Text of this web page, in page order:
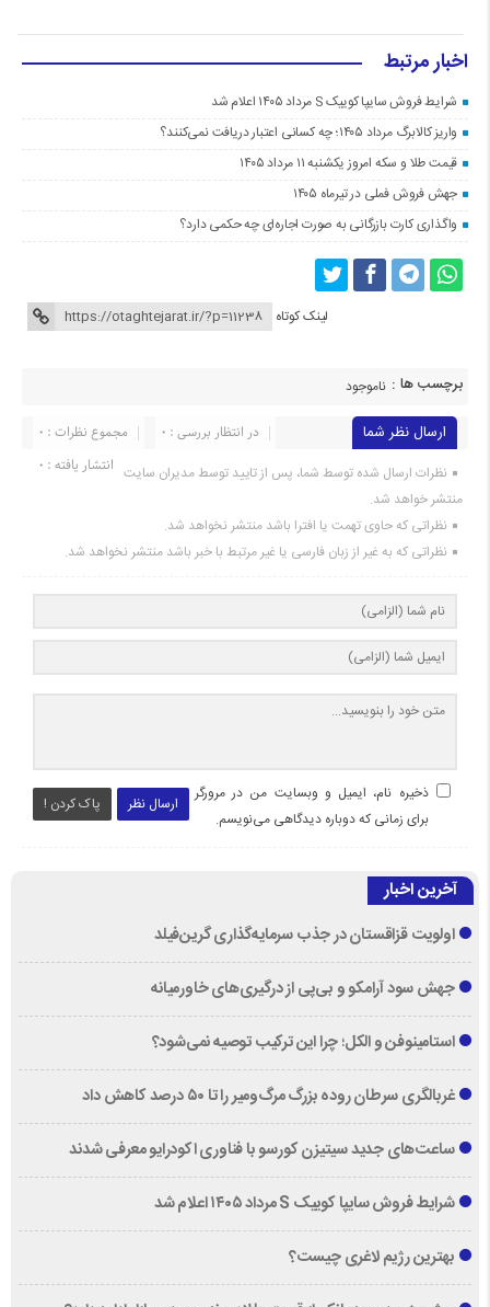
اخبار مرتبط
شرایط فروش سایپا کوییک S مرداد ۱۴۰۵ اعلام شد
واریز کالابرگ مرداد ۱۴۰۵؛ چه کسانی اعتبار دریافت نمی‌کنند؟
قیمت طلا و سکه امروز یکشنبه ۱۱ مرداد ۱۴۰۵
جهش فروش فملی در تیرماه ۱۴۰۵
واگذاری کارت بازرگانی به صورت اجاره‌ای چه حکمی دارد؟
لینک کوتاه
برچسب ها : ناموجود
ارسال نظر شما مجموع نظرات : 0
در انتظار بررسی : 0
انتشار یافته : 0 نظرات ارسال شده توسط شما، پس از تایید توسط مدیران سایت
منتشر خواهد شد.
نظراتی که حاوی تهمت یا افترا باشد منتشر نخواهد شد.
نظراتی که به غیر از زبان فارسی یا غیر مرتبط با خبر باشد منتشر نخواهد شد.
ارسال نظر پاک کردن !
ذخیره نام، ایمیل و وبسایت من در مرورگر
برای زمانی که دوباره دیدگاهی می‌نویسم.
آخرین اخبار
اولویت قزاقستان در جذب سرمایه‌گذاری گرین‌فیلد
جهش سود آرامکو و بی‌پی از درگیری‌های خاورمیانه
استامینوفن و الکل؛ چرا این ترکیب توصیه نمی‌شود؟
غربالگری سرطان روده بزرگ مرگ‌ومیر را تا ۵۰ درصد کاهش داد
ساعت‌های جدید سیتیزن کورسو با فناوری اکودرایو معرفی شدند
شرایط فروش سایپا کوییک S مرداد ۱۴۰۵ اعلام شد
بهترین رژیم لاغری چیست؟